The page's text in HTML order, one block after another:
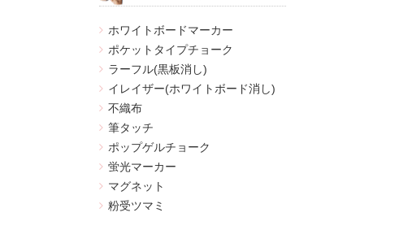
ホワイトボードマーカー
ポケットタイプチョーク
ラーフル(黒板消し)
イレイザー(ホワイトボード消し)
不織布
筆タッチ
ポップゲルチョーク
蛍光マーカー
マグネット
粉受ツマミ